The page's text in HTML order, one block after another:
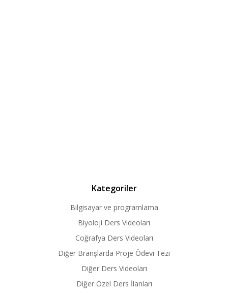
Kategoriler
Bilgisayar ve programlama
Biyoloji Ders Videoları
Coğrafya Ders Videoları
Diğer Branşlarda Proje Ödevi Tezi
Diğer Ders Videoları
Diğer Özel Ders İlanları